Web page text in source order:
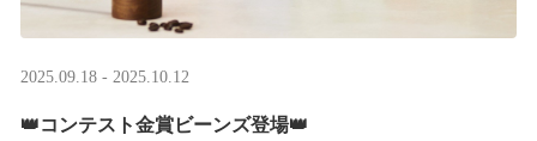
2025.09.18 - 2025.10.12
👑コンテスト金賞ビーンズ登場👑